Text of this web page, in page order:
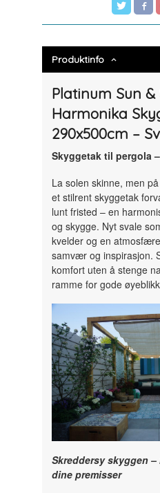
Produktinfo
Platinum Sun &
Harmonika
290x500cm –
Skyggetak til pergola
La solen skinne, men
et stilrent skyggetak
lunt fristed – en
og skygge. Nyt svale
kvelder og en
samvær og inspirasjon.
komfort uten å stenge
ramme for gode
Skreddersy skyggen
dine premisser